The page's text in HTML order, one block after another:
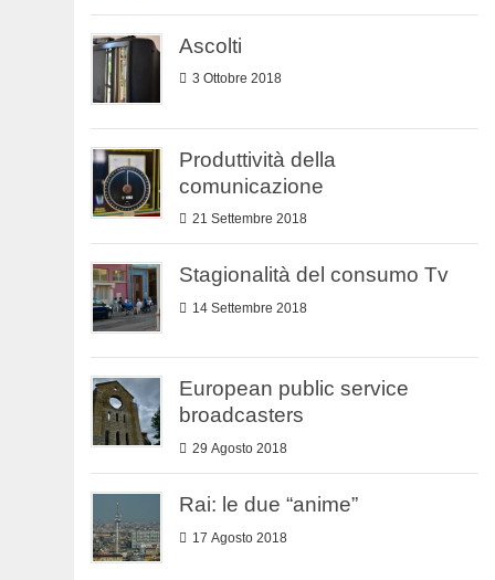
Ascolti
3 Ottobre 2018
Produttività della
comunicazione
21 Settembre 2018
Stagionalità del consumo Tv
14 Settembre 2018
European public service
broadcasters
29 Agosto 2018
Rai: le due “anime”
17 Agosto 2018